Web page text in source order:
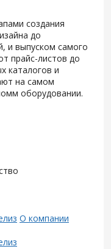
создания
до
и выпуском самого
прайс-листов до
каталогов и
на самом
оборудовании.
О компании